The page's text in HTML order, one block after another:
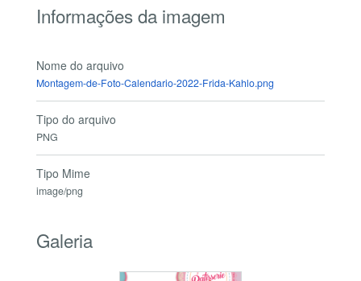
Informações da imagem
Nome do arquivo
Montagem-de-Foto-Calendario-2022-Frida-Kahlo.png
Tipo do arquivo
PNG
Tipo Mime
image/png
Galeria